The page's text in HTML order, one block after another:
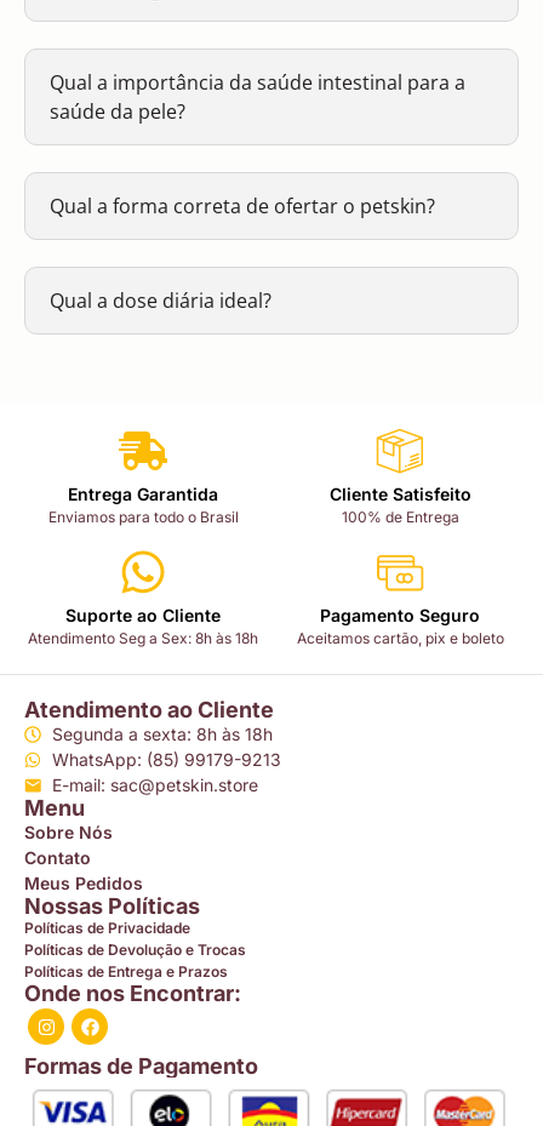
Qual a importância da saúde intestinal para a
saúde da pele?
Qual a forma correta de ofertar o petskin?
Qual a dose diária ideal?
Entrega Garantida
Enviamos para todo o Brasil
Cliente Satisfeito
100% de Entrega
Suporte ao Cliente
Atendimento Seg a Sex: 8h às 18h
Pagamento Seguro
Aceitamos cartão, pix e boleto
Atendimento ao Cliente
Segunda a sexta: 8h às 18h
WhatsApp: (85) 99179-9213
E-mail: sac@petskin.store
Menu
Sobre Nós
Contato
Meus Pedidos
Nossas Políticas
Políticas de Privacidade
Políticas de Devolução e Trocas
Políticas de Entrega e Prazos
Onde nos Encontrar:
Formas de Pagamento